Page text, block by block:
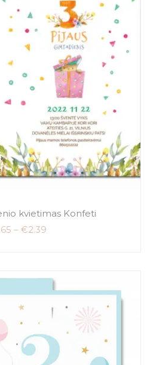
kvietimas Konfeti
– €2.39